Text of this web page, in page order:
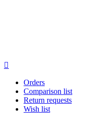

Orders
Comparison list
Return requests
Wish list